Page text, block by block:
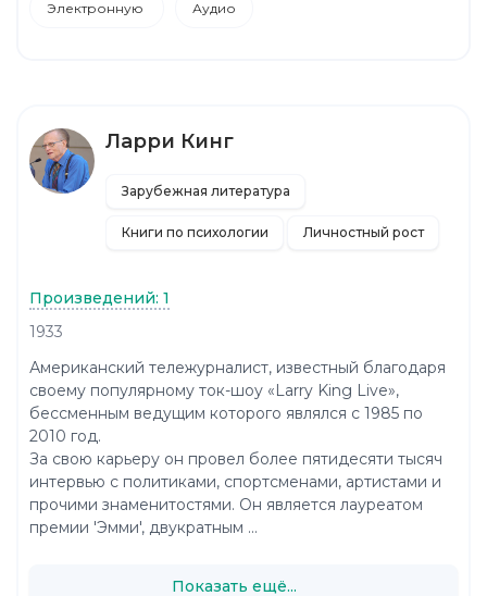
Электронную Аудио
Ларри Кинг
Зарубежная литература
Книги по психологии Личностный рост
Произведений: 1
1933
Американский тележурналист, известный благодаря
своему популярному ток-шоу «Larry King Live»,
бессменным ведущим которого являлся с 1985 по
2010 год.
За свою карьеру он провел более пятидесяти тысяч
интервью с политиками, спортсменами, артистами и
прочими знаменитостями. Он является лауреатом
премии 'Эмми', двукратным ...
Показать ещё...